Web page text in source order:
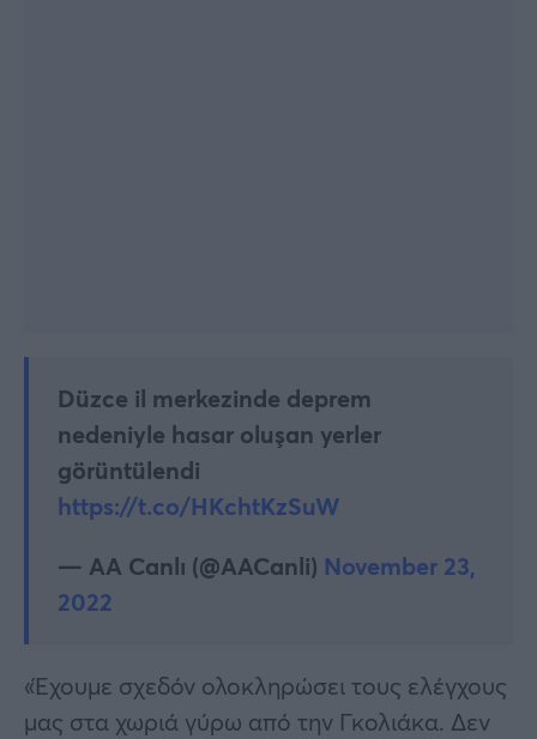
Düzce il merkezinde deprem
nedeniyle hasar oluşan yerler
görüntülendi
https://t.co/HKchtKzSuW
— AA Canlı (@AACanli) November 23,
2022
«Έχουμε σχεδόν ολοκληρώσει τους ελέγχους
μας στα χωριά γύρω από την Γκολιάκα. Δεν